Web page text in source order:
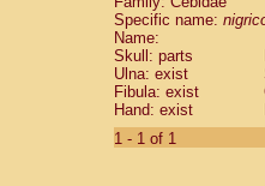
Cebidae
Cebidae
Cebidae
Cebidae
Cebidae
Cebidae
Cebidae
Specific name:
Name:
Skull: parts
Ulna: exist
Fibula: exist
Hand: exist
1 - 1 of 1